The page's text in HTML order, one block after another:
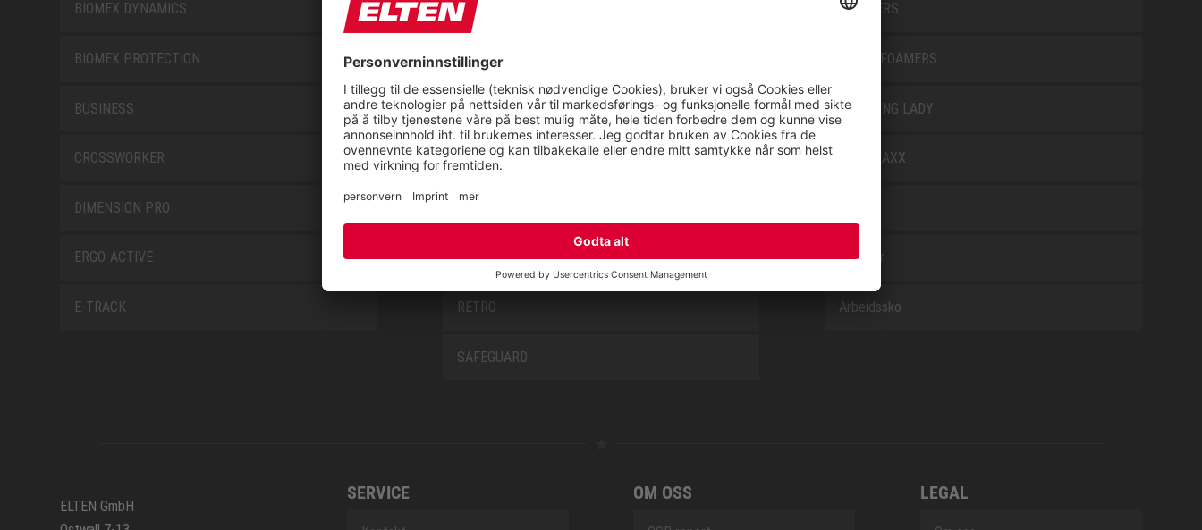
BIOMEX DYNAMICS
BIOMEX PROTECTION
BUSINESS
CROSSWORKER
DIMENSION PRO
ERGO-ACTIVE
E-TRACK
JORI BY ELTEN
L10
LOWA WORK COLLECTION
MISS L10
NOVA
RETRO
SAFEGUARD
TRAINERS
TRANSFOAMERS
TREKKING LADY
WELLMAXX
Tilbehør
Arbeidssko
ELTEN GmbH
SERVICE OM OSS LEGAL